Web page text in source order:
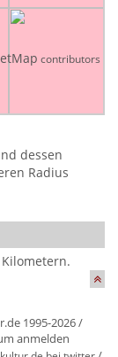
contributors
dessen
Radius
Kilometern.
1995-2026 /
anmelden